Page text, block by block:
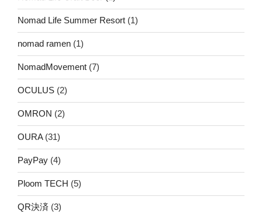
Nomad Life Summer Resort (1)
nomad ramen (1)
NomadMovement (7)
OCULUS (2)
OMRON (2)
OURA(31)
PayPay (4)
Ploom TECH (5)
QR決済 (3)